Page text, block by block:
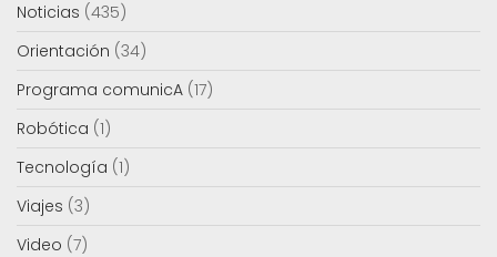
Noticias (435)
Orientación (34)
Programa comunicA (17)
Robótica (1)
Tecnología (1)
Viajes (3)
Video (7)